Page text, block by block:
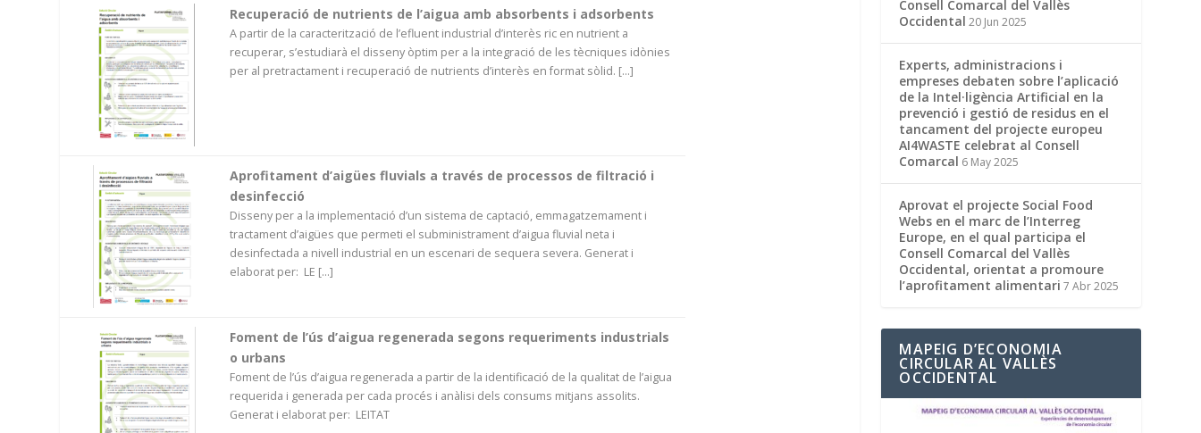
Recuperació de nutrients de l’aigua amb absorbents i adsorbents
A partir de la caracterització de l’efluent industrial d’interès ric en nutrient a
recuperar, s’estudiarà el disseny òptim per a la integració de les tècniques idònies
per al pretractament i recuperació de nutrients d’interès en format sòlid. [...]
Aprofitament d’aigües fluvials a través de processos de filtració i
desinfecció
Disseny per a la implementació d’un sistema de captació, emmagatzemament i
tractament d’aigües que permeti el subministrament d’aigua fluvial neta i
desinfectada a nivell industrial en un escenari de sequera severa. Generat i
elaborat per: LE [...]
Foment de l’ús d’aigua regenerada segons requeriments industrials
o urbans
Foment de l’ús d’aigua regenerada a partir de la identificació de la qualitat de l’aigua
requerida i generada per cada procés i anàlisi dels consums mitjans assolits.
Generat i elaborat per: LEITAT
Consell Comarcal del Vallès
Occidental 20 Jun 2025
Experts, administracions i
empreses debaten sobre l’aplicació
de la Intel·ligència Artificial en la
prevenció i gestió de residus en el
tancament del projecte europeu
AI4WASTE celebrat al Consell
Comarcal 6 May 2025
Aprovat el projecte Social Food
Webs en el marc de l’Interreg
Europe, en el qual participa el
Consell Comarcal del Vallès
Occidental, orientat a promoure
l’aprofitament alimentari 7 Abr 2025
MAPEIG D’ECONOMIA
CIRCULAR AL VALLÈS
OCCIDENTAL